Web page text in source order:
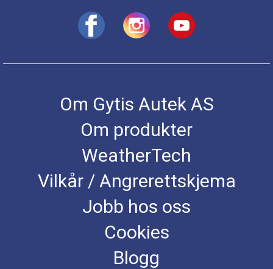
Om Gytis Autek AS
Om produkter
WeatherTech
Vilkår / Angrerettskjema
Jobb hos oss
Cookies
Blogg